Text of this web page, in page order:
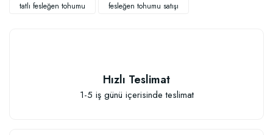
tatlı fesleğen tohumu
fesleğen tohumu satışı
Hızlı Teslimat
1-5 iş günü içerisinde teslimat